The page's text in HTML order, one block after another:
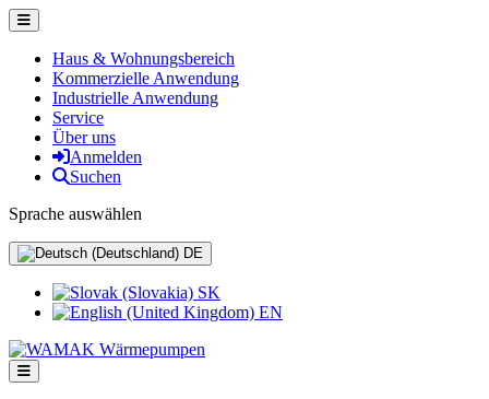
Haus & Wohnungsbereich
Kommerzielle Anwendung
Industrielle Anwendung
Service
Über uns
Anmelden
Suchen
Sprache auswählen
DE
SK
EN